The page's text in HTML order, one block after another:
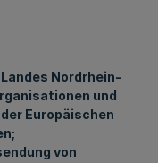
Nordrhein-
und
Europäischen
von